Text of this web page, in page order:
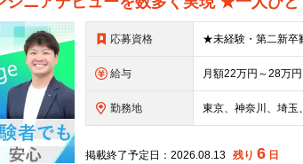
応募資格
給与
勤務地 東京、神奈川、埼玉
掲載終了予定日：2026.08.13 残り 6 日